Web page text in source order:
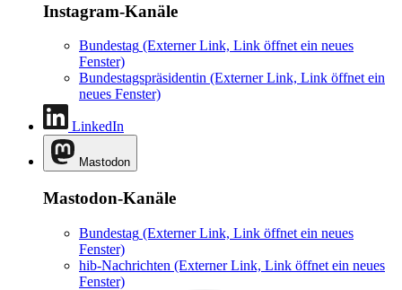
Instagram-Kanäle
Bundestag (Externer Link, Link öffnet ein neues
Fenster)
Bundestagspräsidentin (Externer Link, Link öffnet ein
neues Fenster)
LinkedIn
Mastodon
Mastodon-Kanäle
Bundestag (Externer Link, Link öffnet ein neues
Fenster)
hib-Nachrichten (Externer Link, Link öffnet ein neues
Fenster)